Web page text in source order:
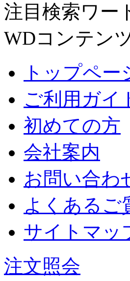
注目検索ワー
WDコンテン
トップペー
ご利用ガイ
初めての方
会社案内
お問い合わ
よくあるご
サイトマッ
注文照会